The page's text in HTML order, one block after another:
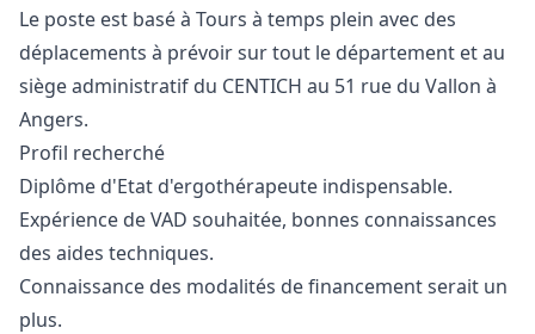
Le poste est basé à Tours à temps plein avec des
déplacements à prévoir sur tout le département et au
siège administratif du CENTICH au 51 rue du Vallon à
Angers.
Profil recherché
Diplôme d'Etat d'ergothérapeute indispensable.
Expérience de VAD souhaitée, bonnes connaissances
des aides techniques.
Connaissance des modalités de financement serait un
plus.